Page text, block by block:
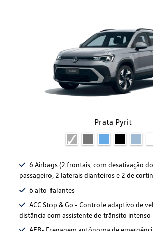
Prata Pyrit
6 Airbags (2 frontais, com desativação
passageiro, 2 laterais dianteiros e 2 de
6 alto-falantes
ACC Stop & Go - Controle adaptivo de
distância com assistente de trânsito intenso